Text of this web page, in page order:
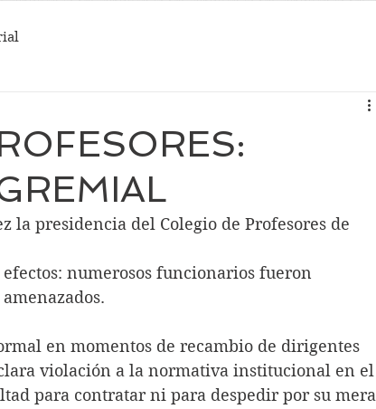
la presidencia del Colegio de Profesores de
numerosos funcionarios fueron
en momentos de recambio de dirigentes
violación a la normativa institucional en el
para contratar ni para despedir por su mera